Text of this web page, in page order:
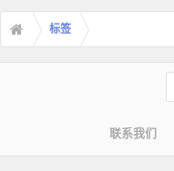
标签
联系我们